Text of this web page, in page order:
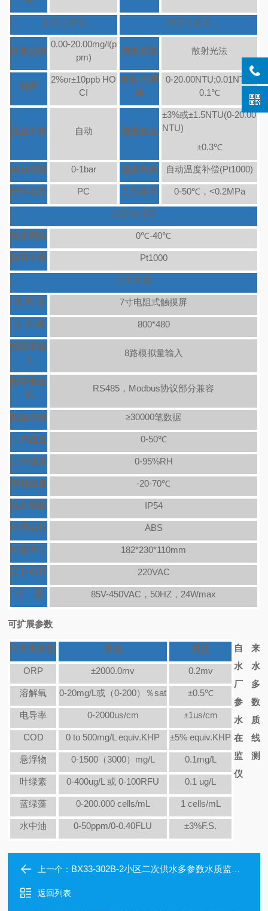
余氯传感器 浊度传感器
测量范围
0.00-20.00mg/l(p
pm)
测量原理 散射光法
精度
2%or±10ppb HO
CI
量程/分辨
率
0-20.00NTU;0.01NTU/
0.1℃
温度补偿 自动 测量精度
±3%或±1.5NTU(0-20.00
NTU)
±0.3℃
耐压范围 0-1bar 温度补偿 自动温度补偿(Pt1000)
壳体材质 PC 工作条件 0-50℃，<0.2MPa
温度传感器
温度范围 0℃-40℃
温度补偿 Pt1000
仪表参数
显 示 屏 7寸电阻式触摸屏
分 辨 率 800*480
模拟量输
入
8路模拟量输入
数字量通
讯
RS485，Modbus协议部分兼容
数据存储 ≥30000笔数据
工作温度 0-50℃
工作湿度 0-95%RH
存储温度 -20-70℃
防护等级 IP54
外壳材质 ABS
外形尺寸 182*230*110mm
工作电压 220VAC
电 源 85V-450VAC，50HZ，24Wmax
可扩展参数
可扩展参数 量程 精度
ORP ±2000.0mv 0.2mv
溶解氧 0-20mg/L或（0-200）％sat ±0.5℃
电导率 0-2000us/cm ±1us/cm
COD 0 to 500mg/L equiv.KHP ±5% equiv.KHP
悬浮物 0-1500（3000）mg/L 0.1mg/L
叶绿素 0-400ug/L 或 0-100RFU 0.1 ug/L
蓝绿藻 0-200.000 cells/mL 1 cells/mL
水中油 0-50ppm/0-0.40FLU ±3%F.S.
自来
水水
厂多
参数
水质
在线
监测
仪
上一个： BX33-302B-2小区二次供水多参数水质监测五参数分析仪
返回列表